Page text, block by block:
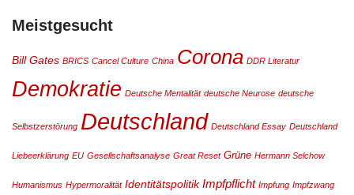
Meistgesucht
Bill Gates BRICS Cancel Culture China Corona DDR Literatur
Demokratie Deutsche Mentalität deutsche Neurose deutsche
Selbstzerstörung Deutschland Deutschland Essay Deutschland
Liebeerklärung EU Gesellschaftsanalyse Great Reset Grüne Hermann Selchow
Humanismus Hypermoralität Identitätspolitik Impfpflicht Impfung Impfzwang